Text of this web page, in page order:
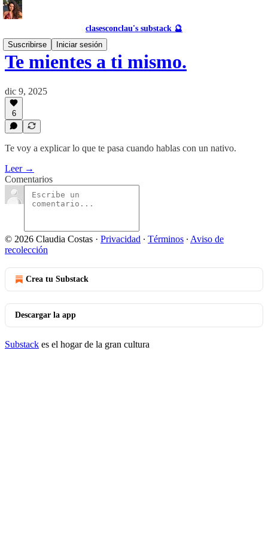
clasesconclau's substack 🔮
Suscribirse
Iniciar sesión
Te mientes a ti mismo.
dic 9, 2025
6
Te voy a explicar lo que te pasa cuando hablas con un nativo.
Leer →
Comentarios
© 2026 Claudia Costas · Privacidad ∙ Términos ∙ Aviso de
recolección
Crea tu Substack
Descargar la app
Substack es el hogar de la gran cultura